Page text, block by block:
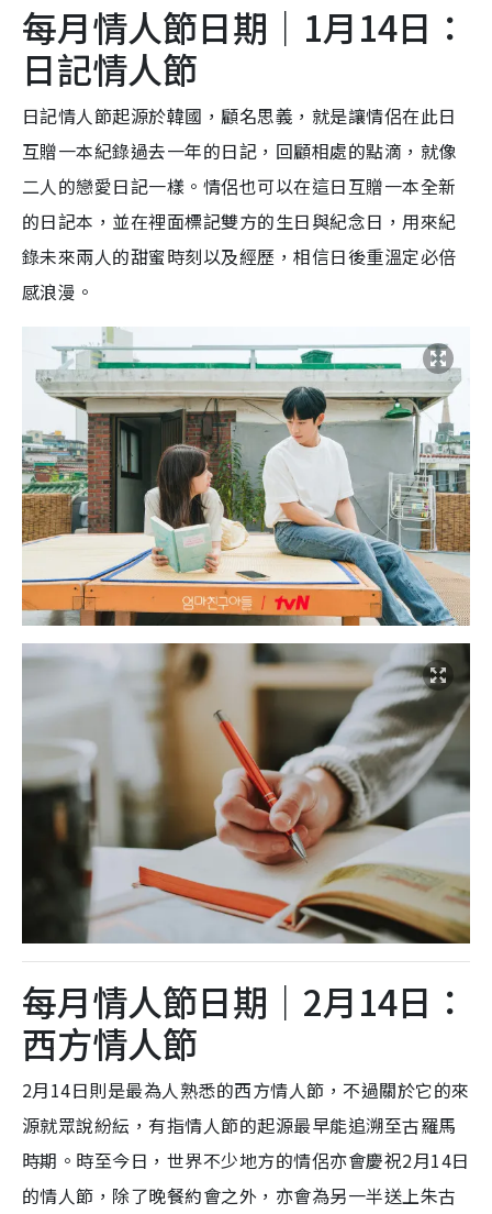
每月情人節日期｜1月14日：
日記情人節
日記情人節起源於韓國，顧名思義，就是讓情侶在此日
互贈一本紀錄過去一年的日記，回顧相處的點滴，就像
二人的戀愛日記一樣。情侶也可以在這日互贈一本全新
的日記本，並在裡面標記雙方的生日與紀念日，用來紀
錄未來兩人的甜蜜時刻以及經歷，相信日後重溫定必倍
感浪漫。
每月情人節日期｜2月14日：
西方情人節
2月14日則是最為人熟悉的西方情人節，不過關於它的來
源就眾說紛紜，有指情人節的起源最早能追溯至古羅馬
時期。時至今日，世界不少地方的情侶亦會慶祝2月14日
的情人節，除了晚餐約會之外，亦會為另一半送上朱古